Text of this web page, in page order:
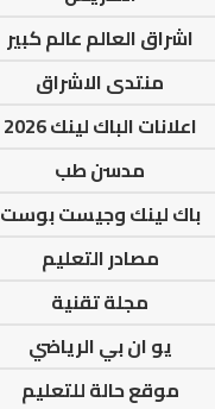
اشراق العالم عالم كبير
منتدى الاشراق
اعلانات الباك لينك 2026
مدسن طب
باك لينك وجيست بوست
مصادر التعليم
مجلة تقنية
يو ان بي الرياضي
موقع حالة للتعليم